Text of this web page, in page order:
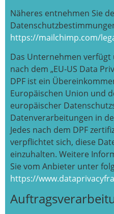
Näheres entnehmen Sie
https://mailchimp.com/
Das Unternehmen
nach dem „EU-US Data
DPF ist ein
Europäischen Union und
europäischer
Datenverarbeitungen in
Jedes nach dem DPF
verpflichtet sich, diese
einzuhalten. Weitere
Sie vom Anbieter unter
https://